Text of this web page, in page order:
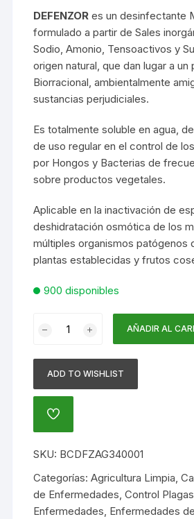
DEFENZOR es un desinfectante
formulado a partir de Sales
Sodio, Amonio, Tensoactivos y
origen natural, que dan lugar a un
Biorracional, ambientalmente
sustancias perjudiciales.
Es totalmente soluble en agua,
de uso regular en el control de
por Hongos y Bacterias de
sobre productos vegetales.
Aplicable en la inactivación de
deshidratación osmótica de los
múltiples organismos patógenos
plantas establecidas y frutos
900 disponibles
Litros
-
FUNGICIDA
MONOBÁSICO
CONCENTRADO
AÑADIR AL
ADD TO WISHLIST
AÑADIR
LISTA
DE
SKU: BCDFZAG340001
Categorías:Agricultura Limpia,
de Enfermedades,Control
Enfermedades, Enfermedades